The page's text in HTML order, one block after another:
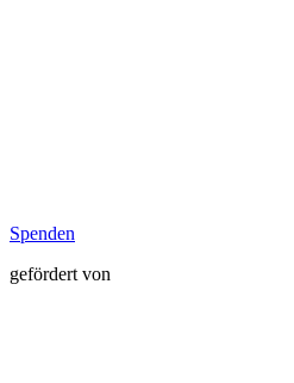
Spenden
gefördert von